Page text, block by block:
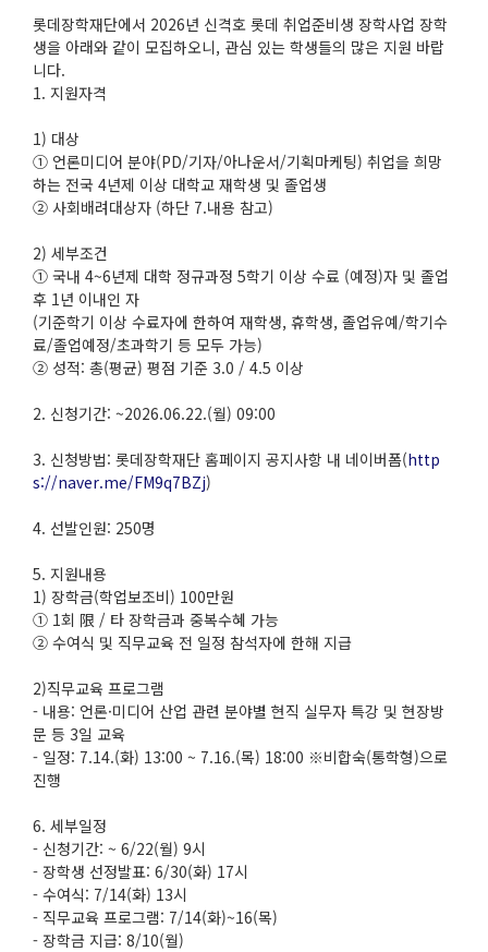
롯데장학재단에서 2026년 신격호 롯데 취업준비생 장학사업 장학
생을 아래와 같이 모집하오니, 관심 있는 학생들의 많은 지원 바랍
니다.
1. 지원자격
1) 대상
① 언론미디어 분야(PD/기자/아나운서/기획마케팅) 취업을 희망
하는 전국 4년제 이상 대학교 재학생 및 졸업생
② 사회배려대상자 (하단 7.내용 참고)
2) 세부조건
① 국내 4~6년제 대학 정규과정 5학기 이상 수료 (예정)자 및 졸업
후 1년 이내인 자
(기준학기 이상 수료자에 한하여 재학생, 휴학생, 졸업유예/학기수
료/졸업예정/초과학기 등 모두 가능)
② 성적: 총(평균) 평점 기준 3.0 / 4.5 이상
2. 신청기간: ~2026.06.22.(월) 09:00
3. 신청방법: 롯데장학재단 홈페이지 공지사항 내 네이버폼(http
s://naver.me/FM9q7BZj)
4. 선발인원: 250명
5. 지원내용
1) 장학금(학업보조비) 100만원
① 1회 限 / 타 장학금과 중복수혜 가능
② 수여식 및 직무교육 전 일정 참석자에 한해 지급
2)직무교육 프로그램
- 내용: 언론·미디어 산업 관련 분야별 현직 실무자 특강 및 현장방
문 등 3일 교육
- 일정: 7.14.(화) 13:00 ~ 7.16.(목) 18:00 ※비합숙(통학형)으로
진행
6. 세부일정
- 신청기간: ~ 6/22(월) 9시
- 장학생 선정발표: 6/30(화) 17시
- 수여식: 7/14(화) 13시
- 직무교육 프로그램: 7/14(화)~16(목)
- 장학금 지급: 8/10(월)